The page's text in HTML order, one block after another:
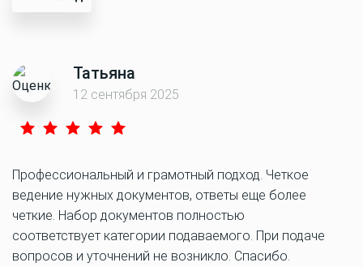
Татьяна
12 сентября 2025
Профессиональный и грамотный подход. Четкое
ведение нужных документов, ответы еще более
четкие. Набор документов полностью
соответствует категории подаваемого. При подаче
вопросов и уточнений не возникло. Спасибо.